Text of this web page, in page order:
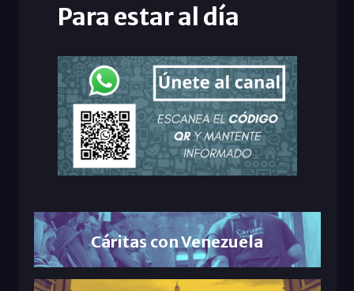
Para estar al día
Cáritas con Venezuela